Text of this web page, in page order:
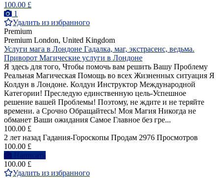
100.00 £
1
Удалить из избранного
Premium
Premium London, United Kingdom
Услуги мага в Лондоне Гадалка, маг, экстрасенс, ведьма.
Приворот Магические услуги в Лондоне
Я здесь для того, Чтобы помочь вам решить Вашу Проблему
Реальная Магическая Помощь во всех Жизненных ситуация Я
Колдун в Лондоне. Колдун Инструктор Международной
Категории! Преследую единственную цель-Успешное
решение вашей Проблемы! Поэтому, не ждите и не теряйте
времени. а Срочно Обращайтесь! Моя Магия Никогда не
обманет Ваши ожидания Самое Главное без гре...
100.00 £
2 лет назад Гадания-Гороскопы Продам 2976 Просмотров
100.00 £
Написать
100.00 £
Удалить из избранного